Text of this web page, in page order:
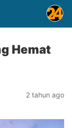
Hemat
2 tahun ago